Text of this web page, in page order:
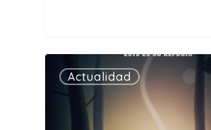
Actualidad 0